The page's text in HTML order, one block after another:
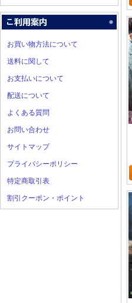
お買い物方法について
送料に関して
お支払いについて
配送について
よくある質問
お問い合わせ
サイトマップ
プライバシーポリシー
特定商取引表
割引クーポン・ポイント